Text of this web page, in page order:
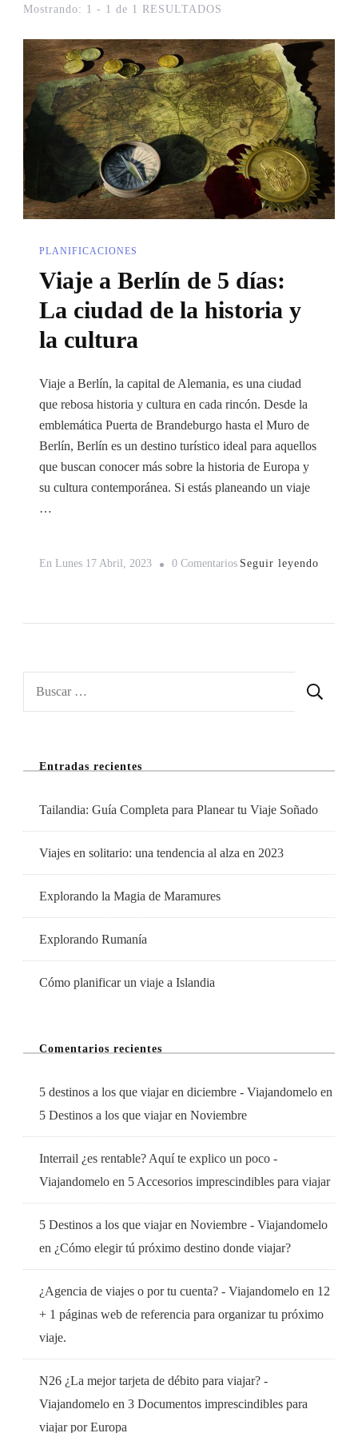
Mostrando: 1 - 1 de 1 RESULTADOS
PLANIFICACIONES
Viaje a Berlín de 5 días:
La ciudad de la historia y
la cultura
Viaje a Berlín, la capital de Alemania, es una ciudad
que rebosa historia y cultura en cada rincón. Desde la
emblemática Puerta de Brandeburgo hasta el Muro de
Berlín, Berlín es un destino turístico ideal para aquellos
que buscan conocer más sobre la historia de Europa y
su cultura contemporánea. Si estás planeando un viaje
…
En Lunes 17 Abril, 2023 0 ComentariosEn
De
Historia
Seguir leyendo
Entradas recientes
Tailandia: Guía Completa para Planear tu Viaje Soñado
Viajes en solitario: una tendencia al alza en 2023
Explorando la Magia de Maramures
Explorando Rumanía
Cómo planificar un viaje a Islandia
Comentarios recientes
5 destinos a los que viajar en diciembre - Viajandomelo en
5 Destinos a los que viajar en Noviembre
Interrail ¿es rentable? Aquí te explico un poco -
Viajandomelo en 5 Accesorios imprescindibles para viajar
5 Destinos a los que viajar en Noviembre - Viajandomelo
en ¿Cómo elegir tú próximo destino donde viajar?
¿Agencia de viajes o por tu cuenta? - Viajandomelo en 12
+ 1 páginas web de referencia para organizar tu próximo
viaje.
N26 ¿La mejor tarjeta de débito para viajar? -
Viajandomelo en 3 Documentos imprescindibles para
viajar por Europa